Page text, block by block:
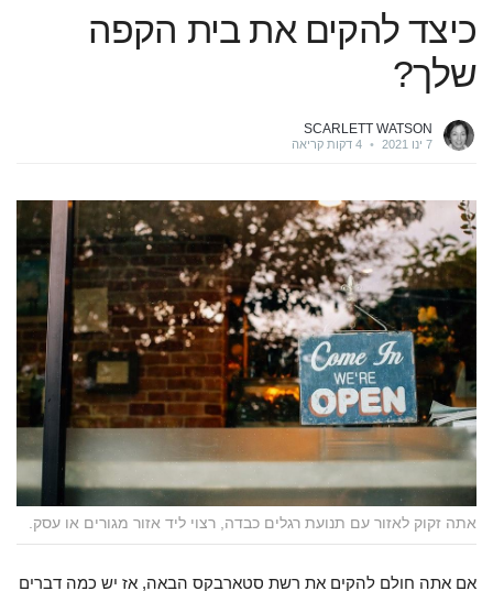
כיצד להקים את בית הקפה
שלך?
SCARLETT WATSON
7 ינו 2021 •
אתה זקוק לאזור עם תנועת רגלים כבדה, רצוי ליד אזור מגורים או עסק.
אם אתה חולם להקים את רשת סטארבקס הבאה, אז יש כמה דברים